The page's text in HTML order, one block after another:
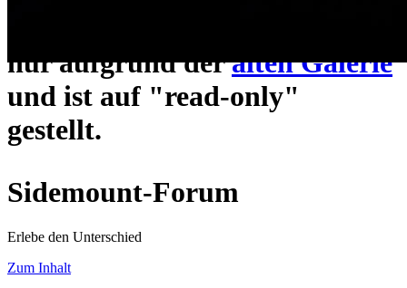
nur aufgrund deralten Galerie
und ist auf "read-only"
gestellt.
Sidemount-Forum
Erlebe den Unterschied
Zum Inhalt